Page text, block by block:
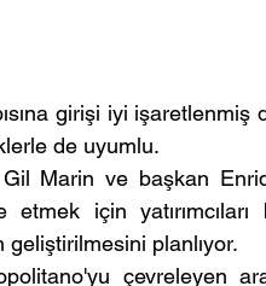
girişi iyi
de uyumlu.
Marin ve başkan
etmek için
geliştirilmesini planlıyor.
çevreleyen